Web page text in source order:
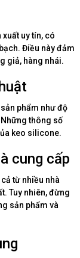
uy tín, có
Điều này đảm
giả, hàng nhái.
phẩm như độ
Những thông số
keo silicone.
cung cấp
từ nhiều nhà
Tuy nhiên, đừng
sản phẩm và